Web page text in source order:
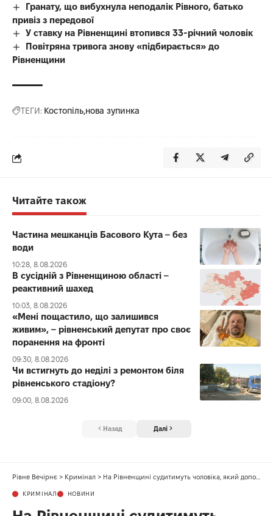
Гранату, що вибухнула неподалік Рівного, батько
привіз з передової
У ставку на Рівненщині втопився 33-річний чоловік
Повітряна тривога знову «підбирається» до
Рівненщини
ТЕГИ: Костопіль нова зупинка
Читайте також
Частина мешканців Басового Кута – без
води
10:28, 8.08.2026
В сусідній з Рівненщиною області –
реактивний шахед
10:03, 8.08.2026
«Мені пощастило, що залишився
живим», – рівненський депутат про своє
поранення на фронті
09:30, 8.08.2026
Чи встигнуть до неділі з ремонтом біля
рівненського стадіону?
09:00, 8.08.2026
Назад Далі
Рівне Вечірнє > Кримінал > На Рівненщині судитимуть чоловіка, який допомагав ухилянтам виїхати за кордон
КРИМІНАЛ НОВИНИ